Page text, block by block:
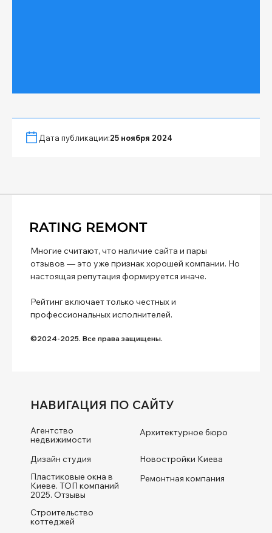
Дата публикации:25 ноября 2024
Многие считают, что наличие сайта и пары
отзывов — это уже признак хорошей компании. Но
настоящая репутация формируется иначе.
Рейтинг включает только честных и
профессиональных исполнителей.
©2024-2025. Все права защищены.
НАВИГАЦИЯ ПО САЙТУ
Агентство
недвижимости
Архитектурное бюро
Дизайн студия
Новостройки Киева
Пластиковые окна в
Киеве. ТОП компаний
2025. Отзывы
Ремонтная компания
Строительство
коттеджей